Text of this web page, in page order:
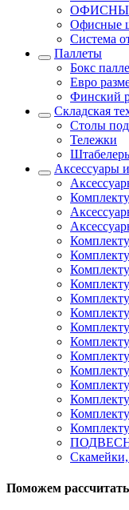
Офисные
Система
Паллеты
Бокс
Евро
Финский
Складская
Столы
Тележки
Аксессуары
Поможем рассчитать